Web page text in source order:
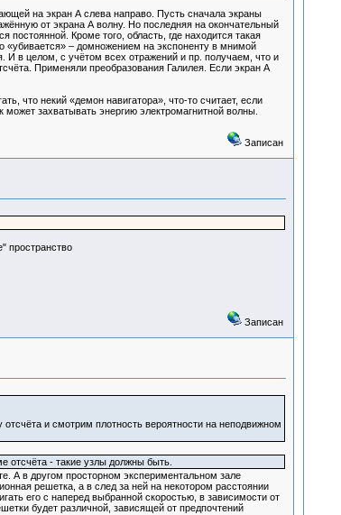
на экран А слева направо. Пусть сначала экраны
от экрана А волну. Но последняя на окончательный
Кроме того, область, где находится такая
«убивается» – домножением на экспоненту в мнимой
И в целом, с учётом всех отражений и пр. получаем, что и
Применяли преобразования Галилея. Если экран А
что некий «демон навигатора», что-то считает, если
захватывать энергию электромагнитной волны.
Записан
пространство
Записан
и смотрим плотность вероятности на неподвижном
отсчёта - такие узлы должны быть.
А в другом просторном экспериментальном зале
решетка, а в след за ней на некотором расстоянии
его с наперед выбранной скоростью, в зависимости от
будет различной, зависящей от предпочтений